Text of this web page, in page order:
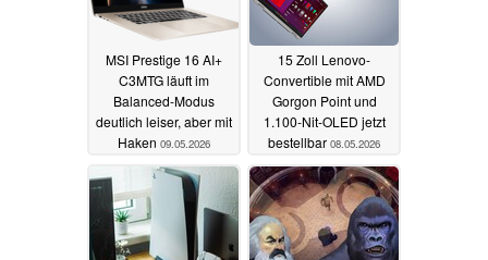
MSI Prestige 16 AI+
C3MTG läuft im
Balanced-Modus
deutlich leiser, aber mit
Haken 09.05.2026
15 Zoll Lenovo-
Convertible mit AMD
Gorgon Point und
1.100-Nit-OLED jetzt
bestellbar 08.05.2026